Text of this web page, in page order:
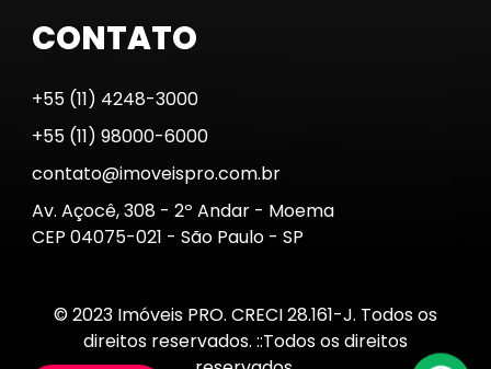
CONTATO
+55 (11) 4248-3000
+55 (11) 98000-6000
contato@imoveispro.com.br
Av. Açocê, 308 - 2º Andar - Moema
CEP 04075-021 - São Paulo - SP
© 2023 Imóveis PRO. CRECI 28.161-J. Todos os
direitos reservados. ::Todos os direitos